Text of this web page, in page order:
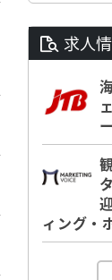
求人
ィング・